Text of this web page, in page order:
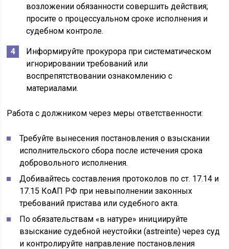
возложении обязанности совершить действия;
просите о процессуальном сроке исполнения и
судебном контроле.
Информируйте прокурора при систематическом
игнорировании требований или
воспрепятствовании ознакомлению с
материалами.
Работа с должником через меры ответственности:
Требуйте вынесения постановления о взыскании
исполнительского сбора после истечения срока
добровольного исполнения.
Добивайтесь составления протоколов по ст. 17.14 и
17.15 КоАП РФ при невыполнении законных
требований пристава или судебного акта.
По обязательствам «в натуре» инициируйте
взыскание судебной неустойки (astreinte) через суд
и контролируйте направление постановления